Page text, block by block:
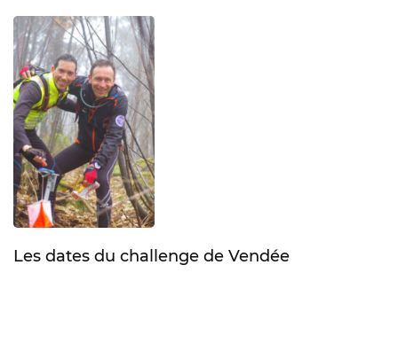
Les dates du challenge de Vendée